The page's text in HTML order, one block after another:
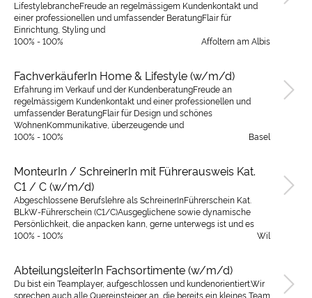
LifestylebrancheFreude an regelmässigem Kundenkontakt und
einer professionellen und umfassender BeratungFlair für
Einrichtung, Styling und
100% - 100%
Affoltern am Albis
FachverkäuferIn Home & Lifestyle (w/m/d)
Erfahrung im Verkauf und der KundenberatungFreude an
regelmässigem Kundenkontakt und einer professionellen und
umfassender BeratungFlair für Design und schönes
WohnenKommunikative, überzeugende und
100% - 100%
Basel
MonteurIn / SchreinerIn mit Führerausweis Kat.
C1 / C (w/m/d)
Abgeschlossene Berufslehre als SchreinerInFührerschein Kat.
BLkW-Führerschein (C1/C)Ausgeglichene sowie dynamische
Persönlichkeit, die anpacken kann, gerne unterwegs ist und es
100% - 100%
Wil
AbteilungsleiterIn Fachsortimente (w/m/d)
Du bist ein Teamplayer, aufgeschlossen und kundenorientiert.Wir
sprechen auch alle Quereinsteiger an, die bereits ein kleines Team